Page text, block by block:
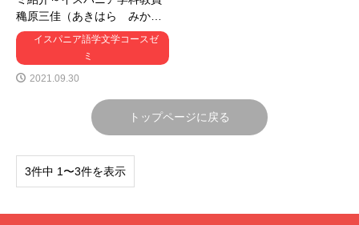
穐原三佳（あきはら みか…
イスパニア語学文学コースゼ
ミ
2021.09.30
トップページに戻る
3件中 1〜3件を表示